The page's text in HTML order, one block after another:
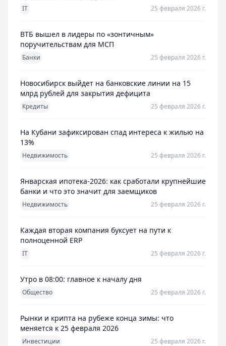
IT 25 февраля 2026 г.
ВТБ вышел в лидеры по «зонтичным»
поручительствам для МСП
Банки 25 февраля 2026 г.
Новосибирск выйдет на банковские линии на 15
млрд рублей для закрытия дефицита
Кредиты 25 февраля 2026 г.
На Кубани зафиксирован спад интереса к жилью на
13%
Недвижимость 25 февраля 2026 г.
Январская ипотека-2026: как сработали крупнейшие
банки и что это значит для заемщиков
Недвижимость 25 февраля 2026 г.
Каждая вторая компания буксует на пути к
полноценной ERP
IT 25 февраля 2026 г.
Утро в 08:00: главное к началу дня
Общество 25 февраля 2026 г.
Рынки и крипта на рубеже конца зимы: что
меняется к 25 февраля 2026
Инвестиции 25 февраля 2026 г.